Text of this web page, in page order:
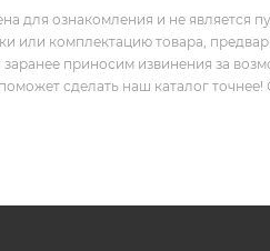
для ознакомления и не является
или комплектацию товара,
приносим извинения за
сделать наш каталог точнее!